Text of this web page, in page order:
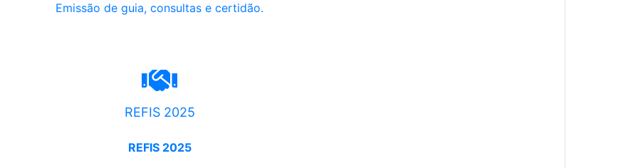
Emissão de guia, consultas e certidão.
REFIS 2025
REFIS 2025